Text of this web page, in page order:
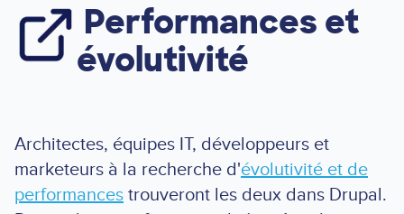
Image
Performances et
évolutivité
Architectes, équipes IT, développeurs et
marketeurs à la recherche d'évolutivité et de
performances trouveront les deux dans Drupal.